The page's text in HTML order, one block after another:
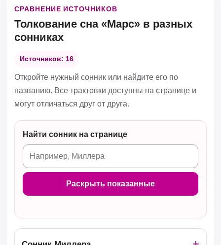
СРАВНЕНИЕ ИСТОЧНИКОВ
Толкование сна «Марс» в разных
сонниках
Источников: 16
Откройте нужный сонник или найдите его по
названию. Все трактовки доступны на странице и
могут отличаться друг от друга.
Найти сонник на странице
Раскрыть показанные